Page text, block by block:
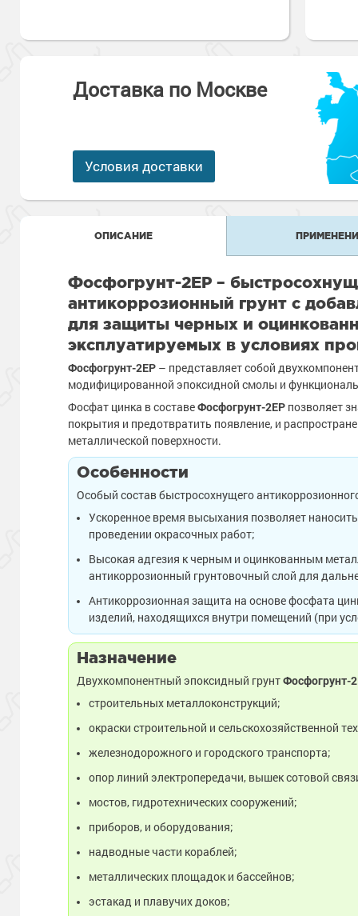
покрытия для
Алюминиевые
Морозостойкие краски
металла
Доставка по Москве
Условия доставки
ОПИСАНИЕ
Фосфогрунт-2EP –
антикоррозионный грунт с
для защиты черных и
эксплуатируемых в условиях
Фосфогрунт-2EP – представляет собой
модифицированной эпоксидной смолы и
Фосфат цинка в составеФосфогрунт-2EP позволяет
покрытия и предотвратить появление, и
металлической поверхности.
Особенности
Особый состав быстросохнущего
Ускоренное время высыхания позволяет
проведении окрасочных работ;
Высокая адгезия к черным и оцинкованным
антикоррозионный грунтовочный слой для
Антикоррозионная защита на основе фосфата
изделий, находящихся внутри помещений (при
Назначение
Двухкомпонентный эпоксидный грунтФосфогрунт-
строительных металлоконструкций;
окраски строительной и сельскохозяйственной
железнодорожного и городского транспорта;
опор линий электропередачи, вышек сотовой
мостов, гидротехнических сооружений;
приборов, и оборудования;
надводные части кораблей;
металлических площадок и бассейнов;
эстакад и плавучих доков;